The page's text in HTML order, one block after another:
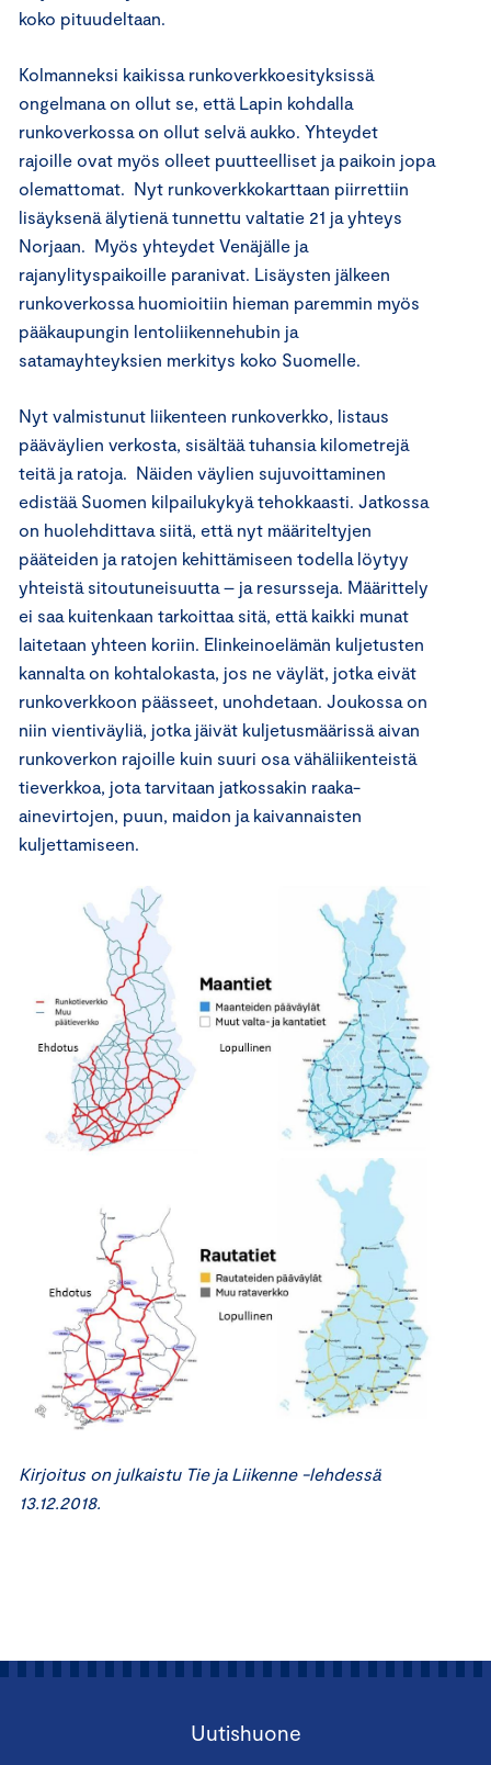
koko pituudeltaan.
Kolmanneksi kaikissa runkoverkkoesityksissä
ongelmana on ollut se, että Lapin kohdalla
runkoverkossa on ollut selvä aukko. Yhteydet
rajoille ovat myös olleet puutteelliset ja paikoin jopa
olemattomat. Nyt runkoverkkokarttaan piirrettiin
lisäyksenä älytienä tunnettu valtatie 21 ja yhteys
Norjaan. Myös yhteydet Venäjälle ja
rajanylityspaikoille paranivat. Lisäysten jälkeen
runkoverkossa huomioitiin hieman paremmin myös
pääkaupungin lentoliikennehubin ja
satamayhteyksien merkitys koko Suomelle.
Nyt valmistunut liikenteen runkoverkko, listaus
pääväylien verkosta, sisältää tuhansia kilometrejä
teitä ja ratoja. Näiden väylien sujuvoittaminen
edistää Suomen kilpailukykyä tehokkaasti. Jatkossa
on huolehdittava siitä, että nyt määriteltyjen
pääteiden ja ratojen kehittämiseen todella löytyy
yhteistä sitoutuneisuutta – ja resursseja. Määrittely
ei saa kuitenkaan tarkoittaa sitä, että kaikki munat
laitetaan yhteen koriin. Elinkeinoelämän kuljetusten
kannalta on kohtalokasta, jos ne väylät, jotka eivät
runkoverkkoon päässeet, unohdetaan. Joukossa on
niin vientiväyliä, jotka jäivät kuljetusmäärissä aivan
runkoverkon rajoille kuin suuri osa vähäliikenteistä
tieverkkoa, jota tarvitaan jatkossakin raaka-
ainevirtojen, puun, maidon ja kaivannaisten
kuljettamiseen.
Kirjoitus on julkaistu Tie ja Liikenne -lehdessä
13.12.2018.
Uutishuone